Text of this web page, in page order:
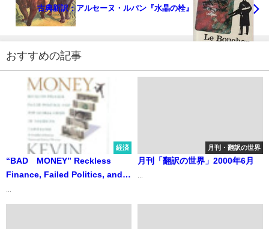
古典新訳：アルセーヌ・ルパン『水晶の栓』
おすすめの記事
経済
“BAD MONEY” Reckless
Finance, Failed Politics, and
月刊・翻訳の世界
月刊「翻訳の世界」2000年6月